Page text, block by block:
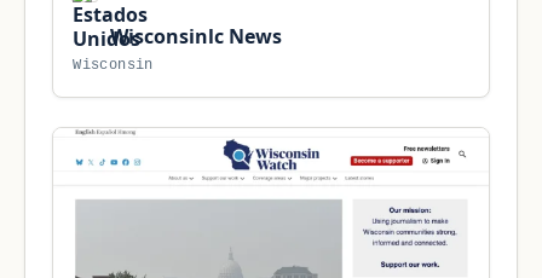
Wisconsinlc News
Wisconsin